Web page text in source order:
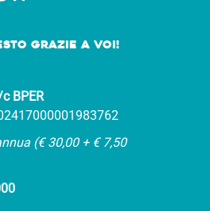
Grazie a voi!
BPER
(€ 30,00 + € 7,50